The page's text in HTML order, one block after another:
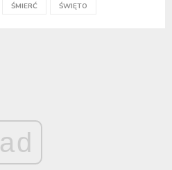
ŚMIERĆ ŚWIĘTO
ad